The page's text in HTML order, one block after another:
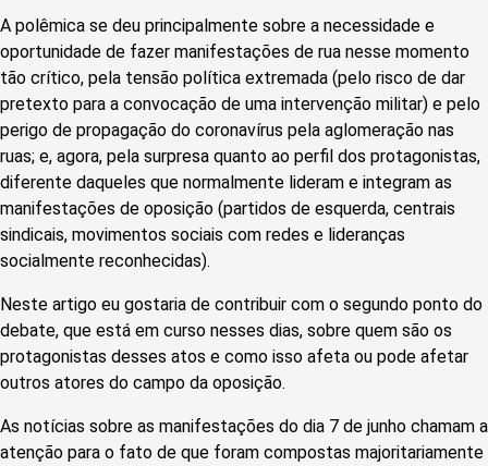
A polêmica se deu principalmente sobre a necessidade e
oportunidade de fazer manifestações de rua nesse momento
tão crítico, pela tensão política extremada (pelo risco de dar
pretexto para a convocação de uma intervenção militar) e pelo
perigo de propagação do coronavírus pela aglomeração nas
ruas; e, agora, pela surpresa quanto ao perfil dos protagonistas,
diferente daqueles que normalmente lideram e integram as
manifestações de oposição (partidos de esquerda, centrais
sindicais, movimentos sociais com redes e lideranças
socialmente reconhecidas).
Neste artigo eu gostaria de contribuir com o segundo ponto do
debate, que está em curso nesses dias, sobre quem são os
protagonistas desses atos e como isso afeta ou pode afetar
outros atores do campo da oposição.
As notícias sobre as manifestações do dia 7 de junho chamam a
atenção para o fato de que foram compostas majoritariamente